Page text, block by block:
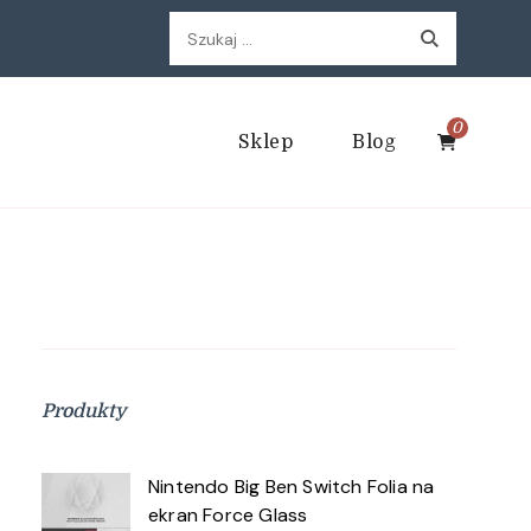
Szukaj:
Sklep Blog
0
Produkty
Nintendo Big Ben Switch Folia na
ekran Force Glass